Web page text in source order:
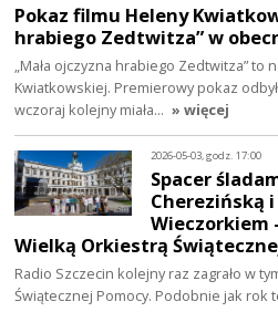
Pokaz filmu Heleny
hrabiego Zedtwitza” w
„Mała ojczyzna hrabiego Zedtwitza” to
Kwiatkowskiej. Premierowy pokaz
wczoraj kolejny miała… » więcej
2026-05-03, godz. 17:00
Spacer
Cherezińską
Wielką Orkiestrą
Radio Szczecin kolejny raz zagrało w
Świątecznej Pomocy. Podobnie jak rok